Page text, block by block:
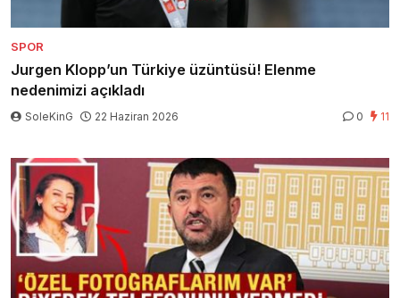
SPOR
Jurgen Klopp’un Türkiye üzüntüsü! Elenme
nedenimizi açıkladı
SoleKinG 22 Haziran 2026 0 11